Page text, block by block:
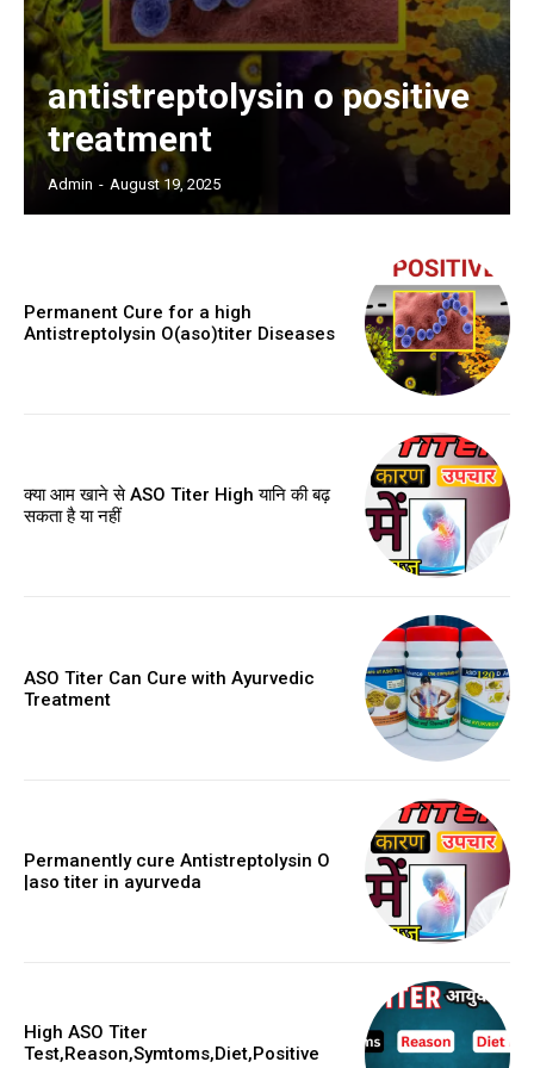
antistreptolysin o positive
treatment
Admin - August 19, 2025
Permanent Cure for a high
Antistreptolysin O(aso)titer Diseases
क्या आम खाने से ASO Titer High यानि की बढ़
सकता है या नहीं
ASO Titer Can Cure with Ayurvedic
Treatment
Permanently cure Antistreptolysin O
|aso titer in ayurveda
High ASO Titer
Test,Reason,Symtoms,Diet,Positive